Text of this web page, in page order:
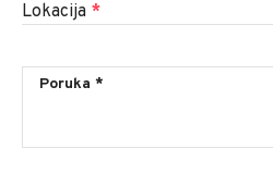
Lokacija *